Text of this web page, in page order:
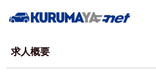
求人概要